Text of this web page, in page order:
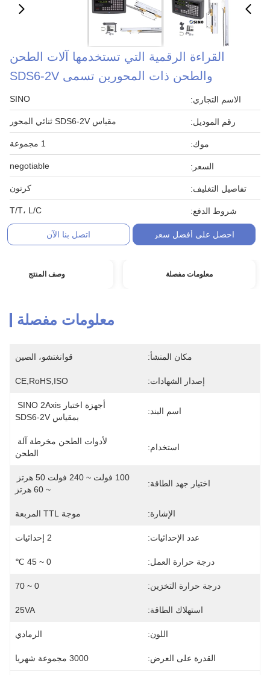
القراءة الرقمية التي تستخدمها آلات الطحن
والطحن ذات المحورين تسمى SDS6-2V
الاسم التجاري: SINO
رقم الموديل: مقياس SDS6-2V ثنائي المحور
موك: 1 مجموعة
السعر: negotiable
تفاصيل التغليف: كرتون
شروط الدفع: T/T، L/C
احصل على أفضل سعر اتصل بنا الآن
معلومات مفصلة وصف المنتج
معلومات مفصلة
مكان المنشأ: قوانغتشو، الصين
إصدار الشهادات: CE,RoHS,ISO
اسم البند:
بمقياس SDS6-2V
استخدام:
الطحن
اختيار جهد الطاقة:
~ 60 هرتز
الإشارة: موجة TTL المربعة
عدد الإحداثيات: 2 إحداثيات
درجة حرارة العمل: 0 ~ 45 ℃
درجة حرارة التخزين: 0 ~ 70
استهلاك الطاقة: 25VA
اللون: الرمادي
القدرة على العرض: 3000 مجموعة شهريا